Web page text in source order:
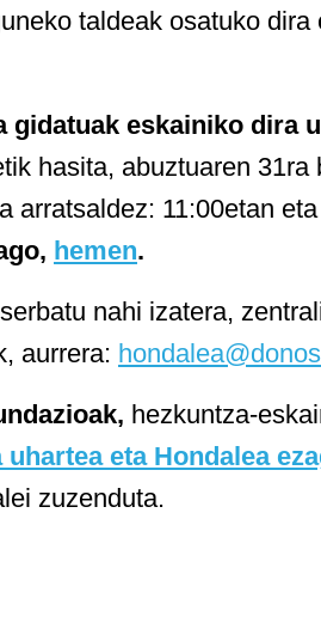
taldeak osatuko
gidatuak eskainiko dira
hasita, abuztuaren
arratsaldez: 11:00etan
hemen.
nahi izatera,
aurrera:
hezkuntza-
uhartea eta Hondalea
zuzenduta.